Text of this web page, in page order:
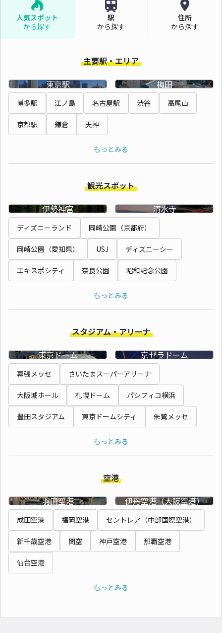
人気スポット
から探す
駅
から探す
住所
から探す
主要駅・エリア
東京駅
梅田
博多駅 江ノ島 名古屋駅 渋谷 高尾山
京都駅 鎌倉 天神
もっとみる
観光スポット
伊勢神宮
清水寺
ディズニーランド 岡崎公園（京都府）
岡崎公園（愛知県） USJ ディズニーシー
エキスポシティ 奈良公園 昭和記念公園
もっとみる
スタジアム・アリーナ
東京ドーム
京セラドーム
幕張メッセ さいたまスーパーアリーナ
大阪城ホール 札幌ドーム パシフィコ横浜
豊田スタジアム 東京ドームシティ 朱鷺メッセ
もっとみる
空港
羽田空港
伊丹空港（大阪空港）
成田空港 福岡空港 セントレア（中部国際空港）
新千歳空港 関空 神戸空港 那覇空港
仙台空港
もっとみる